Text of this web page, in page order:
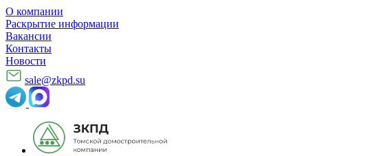
О компании
Раскрытие информации
Вакансии
Контакты
Новости
sale@zkpd.su